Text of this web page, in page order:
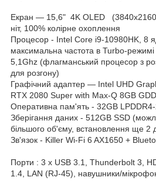
Екран ― 15,6" 4K OLED
ніт, 100% колірне охоплення
Процесор - Intel Core i9-10980HK, 8
максимальна частота в Turbo-
5,1Ghz (флагманський процесор з
для розгону)
Графічний адаптер ― Intel UHD
RTX 2080 Super with Max-Q 8GB
Оперативна пам'ять - 32GB
Зберігання даних - 512GB SSD
більшого об'єму, встановлення ще 2
Зв'язок - Killer Wi-Fi 6 AX1650 +
Порти : 3 x USB 3.1, Thunderbolt 3,
1.4, LAN (RJ-45), навушники/